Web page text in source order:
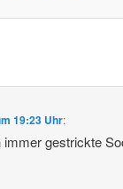
19:23 Uhr:
immer gestrickte